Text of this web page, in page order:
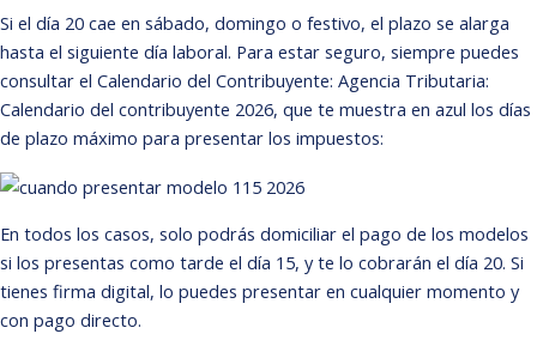
Si el día 20 cae en sábado, domingo o festivo, el plazo se alarga
hasta el siguiente día laboral. Para estar seguro, siempre puedes
consultar el Calendario del Contribuyente: Agencia Tributaria:
Calendario del contribuyente 2026, que te muestra en azul los días
de plazo máximo para presentar los impuestos:
En todos los casos, solo podrás domiciliar el pago de los modelos
si los presentas como tarde el día 15, y te lo cobrarán el día 20. Si
tienes firma digital, lo puedes presentar en cualquier momento y
con pago directo.